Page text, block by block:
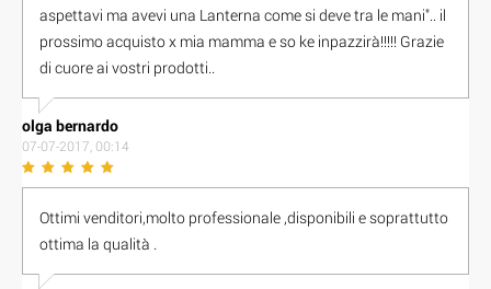
aspettavi ma avevi una Lanterna come si deve tra le mani".. il
prossimo acquisto x mia mamma e so ke inpazzirà!!!!! Grazie
di cuore ai vostri prodotti..
olga bernardo
07-07-2017, 00:14
Ottimi venditori,molto professionale ,disponibili e soprattutto
ottima la qualità .